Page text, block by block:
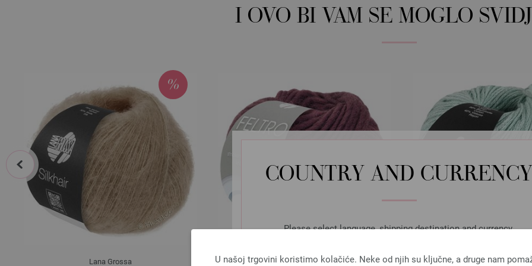
COUNTRY AND CURRENCY
Please select language, shipping destination and currency.
U našoj trgovini koristimo kolačiće. Neke od njih su ključne, a druge nam
I OVO BI VAM SE MOGLO
Lana Grossa Lana Grossa Lana Grossa
prev